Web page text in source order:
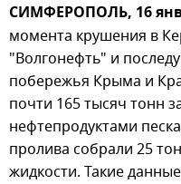
СИМФЕРОПОЛЬ, 16
момента крушения в
"Волгонефть" и
побережья Крыма и
почти 165 тысяч тонн
нефтепродуктами
пролива собрали 25
жидкости. Такие